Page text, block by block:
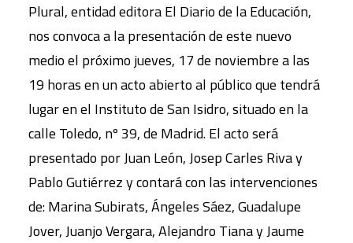
Plural, entidad editora El Diario de la Educación,
nos convoca a la presentación de este nuevo
medio el próximo jueves, 17 de noviembre a las
19 horas en un acto abierto al público que tendrá
lugar en el Instituto de San Isidro, situado en la
calle Toledo, nº 39, de Madrid. El acto será
presentado por Juan León, Josep Carles Riva y
Pablo Gutiérrez y contará con las intervenciones
de: Marina Subirats, Ángeles Sáez, Guadalupe
Jover, Juanjo Vergara, Alejandro Tiana y Jaume